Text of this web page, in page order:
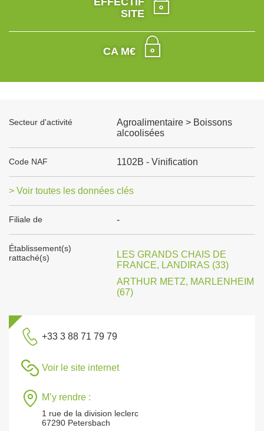
SITE
CA M€
Secteur d'activité
Agroalimentaire > Boissons
alcoolisées
Code NAF 1102B - Vinification
> Voir toutes les données clés
Filiale de -
Établissement(s)
rattaché(s)
LES GRANDS CHAIS DE
FRANCE, LANDIRAS (33)
ARTHUR METZ, MARLENHEIM
(67)
+33 3 88 71 79 79
Voir le site internet
M’y rendre :
1 rue de la division leclerc
67290 Petersbach